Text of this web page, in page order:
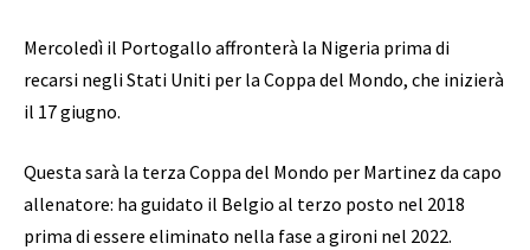
Mercoledì il Portogallo affronterà la Nigeria prima di
recarsi negli Stati Uniti per la Coppa del Mondo, che inizierà
il 17 giugno.
Questa sarà la terza Coppa del Mondo per Martinez da capo
allenatore: ha guidato il Belgio al terzo posto nel 2018
prima di essere eliminato nella fase a gironi nel 2022.